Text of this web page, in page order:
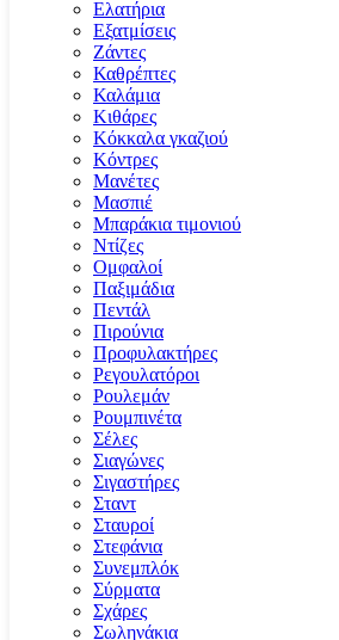
Ελατήρια
Εξατμίσεις
Ζάντες
Καθρέπτες
Καλάμια
Κιθάρες
Κόκκαλα γκαζιού
Κόντρες
Μανέτες
Μασπιέ
Μπαράκια τιμονιού
Ντίζες
Ομφαλοί
Παξιμάδια
Πεντάλ
Πιρούνια
Προφυλακτήρες
Ρεγουλατόροι
Ρουλεμάν
Ρουμπινέτα
Σέλες
Σιαγώνες
Σιγαστήρες
Σταντ
Σταυροί
Στεφάνια
Συνεμπλόκ
Σύρματα
Σχάρες
Σωληνάκια